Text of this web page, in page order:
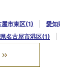
市東区(1) 愛知
名古屋市港区(1)